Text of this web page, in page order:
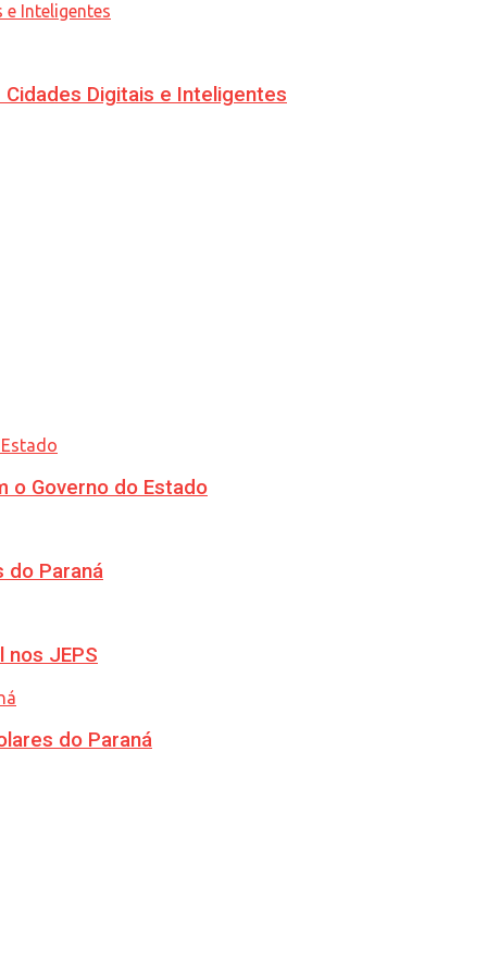
Digitais e Inteligentes
o Governo do Estado
do Paraná
JEPS
do Paraná